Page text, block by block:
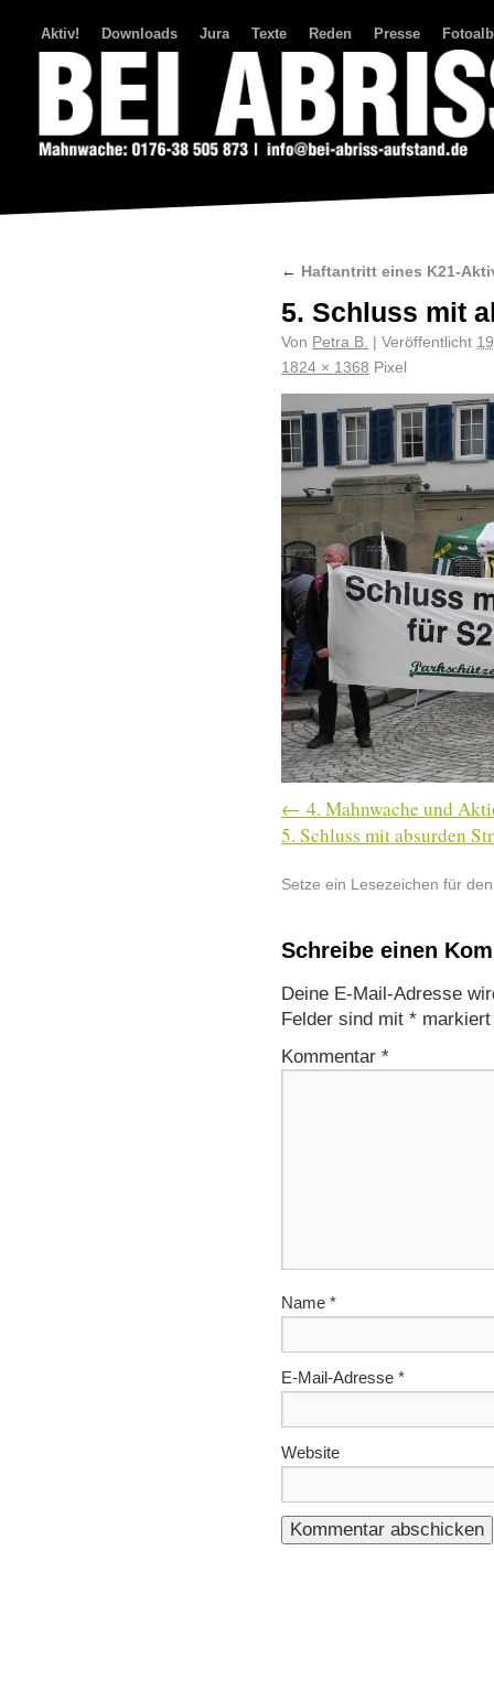
Aktiv! Downloads Jura Texte Reden Presse
← Haftantritt eines K21-
5. Schluss mit
Von Petra B. Veröffentlicht
1824 × 1368 Pixel
4. Mahnwache und
5. Schluss mit absurden
Setze ein Lesezeichen für
Schreibe einen
Deine E-Mail-Adresse
Felder sind mit * markiert
Kommentar *
Name *
E-Mail-Adresse *
Website